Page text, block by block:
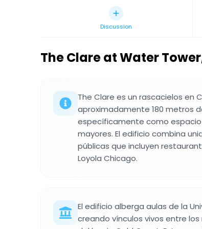
Discussion
The Clare at Water Tower
The Clare es un rascacielos en
aproximadamente 180 metros
específicamente como
mayores. El edificio combina
públicas que incluyen
Loyola Chicago.
El edificio alberga aulas de la
creando vínculos vivos entre